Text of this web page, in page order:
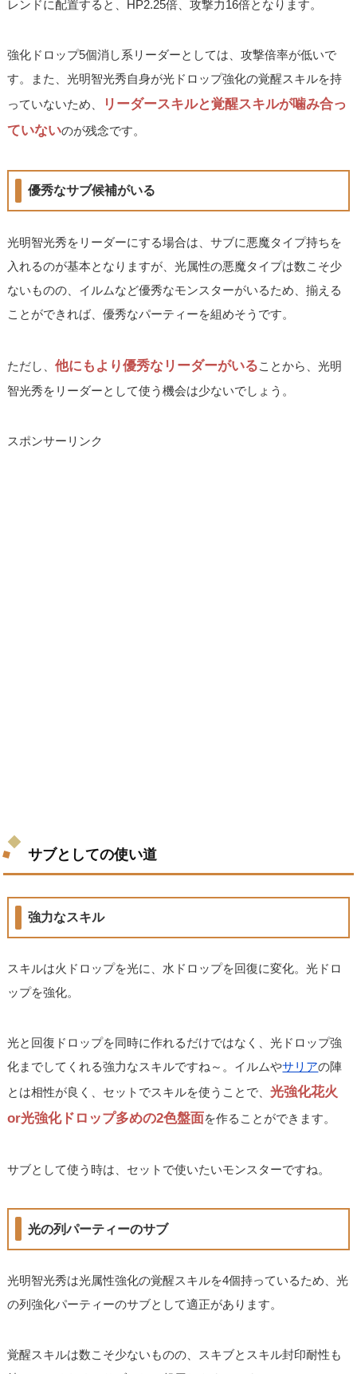
レンドに配置すると、HP2.25倍、攻撃力16倍となります。
強化ドロップ5個消し系リーダーとしては、攻撃倍率が低いで
す。また、光明智光秀自身が光ドロップ強化の覚醒スキルを持
っていないため、
リーダースキルと覚醒スキルが噛み合っ
ていないのが残念です。
優秀なサブ候補がいる
光明智光秀をリーダーにする場合は、サブに悪魔タイプ持ちを
入れるのが基本となりますが、光属性の悪魔タイプは数こそ少
ないものの、イルムなど優秀なモンスターがいるため、揃える
ことができれば、優秀なパーティーを組めそうです。
ただし、他にもより優秀なリーダーがいることから、光明
智光秀をリーダーとして使う機会は少ないでしょう。
スポンサーリンク
サブとしての使い道
強力なスキル
スキルは火ドロップを光に、水ドロップを回復に変化。光ドロ
ップを強化。
光と回復ドロップを同時に作れるだけではなく、光ドロップ強
化までしてくれる強力なスキルですね～。イルムやサリアの陣
とは相性が良く、セットでスキルを使うことで、光強化花火
or光強化ドロップ多めの2色盤面を作ることができます。
サブとして使う時は、セットで使いたいモンスターですね。
光の列パーティーのサブ
光明智光秀は光属性強化の覚醒スキルを4個持っているため、光
の列強化パーティーのサブとして適正があります。
覚醒スキルは数こそ少ないものの、スキブとスキル封印耐性も